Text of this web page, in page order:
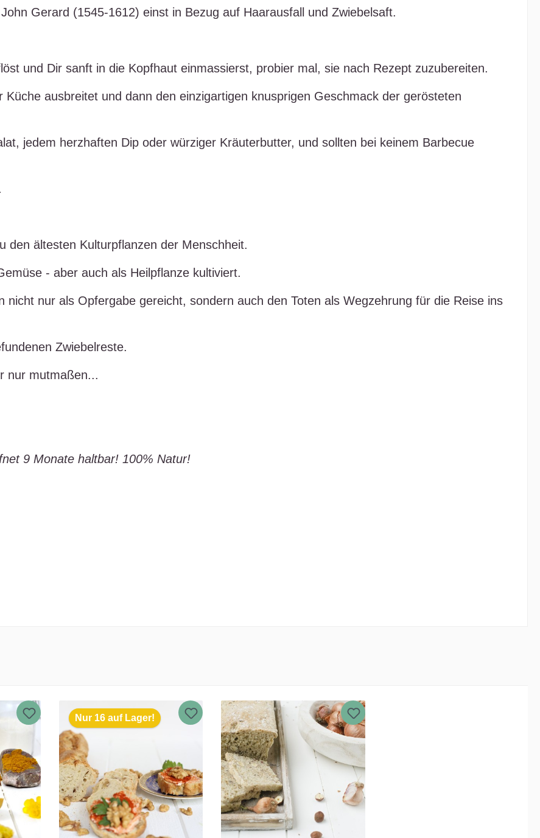
Gerard (1545-1612) einst in Bezug auf Haarausfall und Zwiebelsaft.
und Dir sanft in die Kopfhaut einmassierst, probier mal, sie nach Rezept zuzubereiten.
ausbreitet und dann den einzigartigen knusprigen Geschmack der gerösteten
jedem herzhaften Dip oder würziger Kräuterbutter, und sollten bei keinem Barbecue
den ältesten Kulturpflanzen der Menschheit.
- aber auch als Heilpflanze kultiviert.
nur als Opfergabe gereicht, sondern auch den Toten als Wegzehrung für die Reise ins
Zwiebelreste.
nur mutmaßen...
9 Monate haltbar! 100% Natur!
Nur 16 auf Lager!